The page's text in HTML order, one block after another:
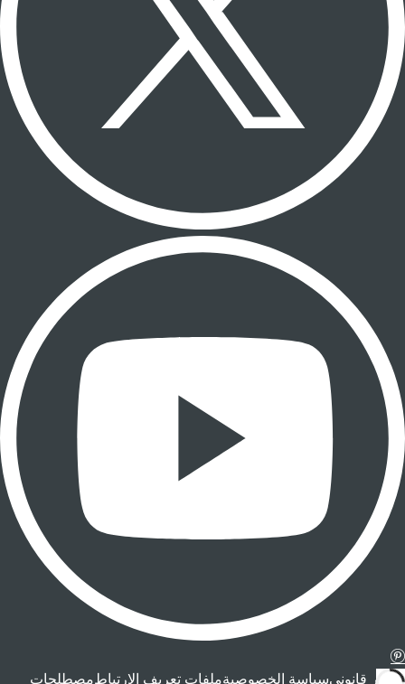
إشعار قانونيسياسة الخصوصيةملفات تعريف الارتباطمصطلحات